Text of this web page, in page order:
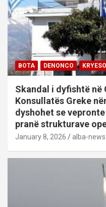
BOTA DENONCO
Skandal i dyfishtë në
Konsullatës Greke
dyshohet se
pranë strukturave
January 8, 2026 alba-news